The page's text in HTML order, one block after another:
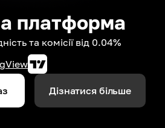
платформа
та комісії від 0.04%
Дізнатися більше